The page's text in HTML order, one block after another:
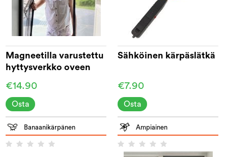
Magneetilla varustettu
hyttysverkko oveen
€14.90
Osta
Sähköinen kärpäslätkä
€7.90
Osta
Banaanikärpänen Ampiainen